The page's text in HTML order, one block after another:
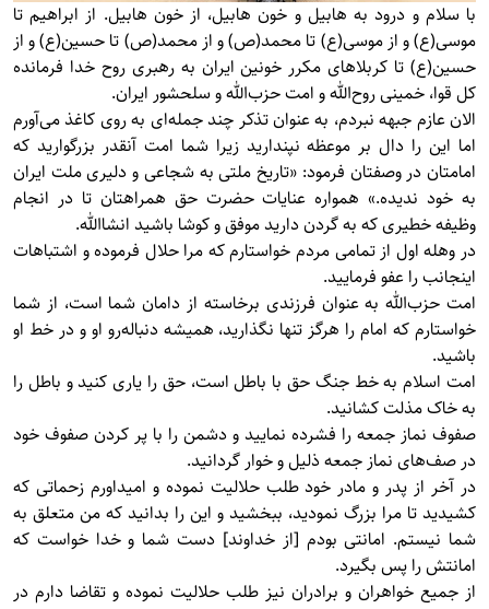
با سلام و درود به هابیل و خون هابیل، از خون هابیل. از ابراهیم تا
موسی(ع) و از موسی(ع) تا محمد(ص) و از محمد(ص) تا حسین(ع) و از
حسین(ع) تا کربلاهای مکرر خونین ایران به رهبری روح خدا فرمانده
کل قوا، خمینی روح‌الله و امت حزب‌الله و سلحشور ایران.
الان عازم جبهه نبردم، به عنوان تذکر چند جمله‌ای به روی کاغذ می‌آورم
اما این را دال بر موعظه نپندارید زیرا شما امت آنقدر بزرگوارید که
امامتان در وصفتان فرمود: «تاریخ ملتی به شجاعی و دلیری ملت ایران
به خود ندیده.» همواره عنایات حضرت حق همراهتان تا در انجام
وظیفه خطیری که به گردن دارید موفق و کوشا باشید انشاالله.
در وهله اول از تمامی مردم خواستارم که مرا حلال فرموده و اشتباهات
اینجانب را عفو فرمایید.
امت حزب‌الله به عنوان فرزندی برخاسته از دامان شما است، از شما
خواستارم که امام را هرگز تنها نگذارید، همیشه دنباله‌رو او و در خط او
باشید.
امت اسلام به خط جنگ حق با باطل است، حق را یاری کنید و باطل را
به خاک مذلت کشانید.
صفوف نماز جمعه را فشرده نمایید و دشمن را با پر کردن صفوف خود
در صف‌های نماز جمعه ذلیل و خوار گردانید.
در آخر از پدر و مادر خود طلب حلالیت نموده و امیداورم زحماتی که
کشیدید تا مرا بزرگ نمودید، ببخشید و این را بدانید که من متعلق به
شما نیستم. امانتی بودم [از خداوند] دست شما و خدا خواست که
امانتش را پس بگیرد.
از جمیع خواهران و برادران نیز طلب حلالیت نموده و تقاضا دارم در